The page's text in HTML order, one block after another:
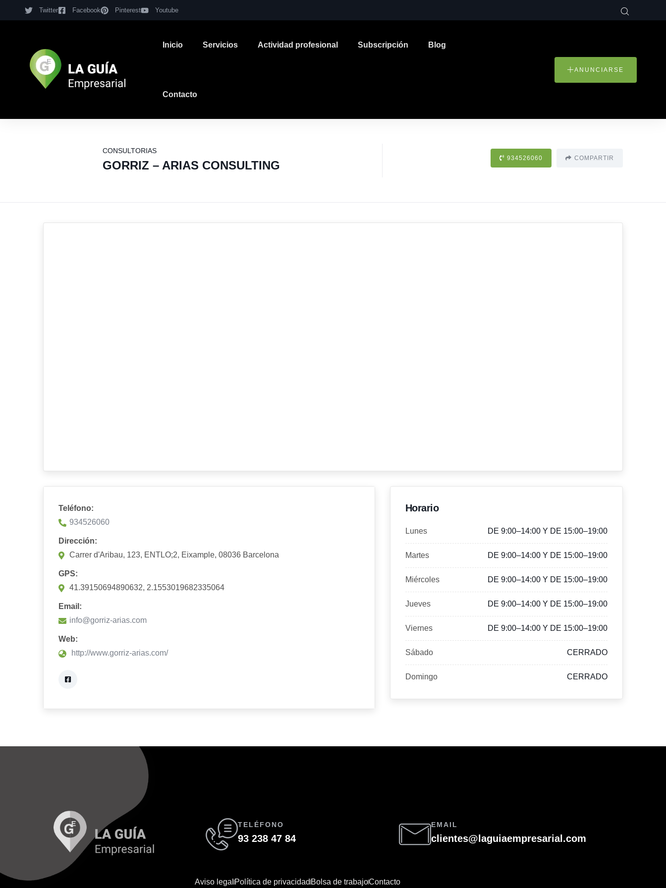
Twitter Facebook Pinterest Youtube
Inicio Servicios Actividad profesional Subscripción Blog
Contacto
ANUNCIARSE
CONSULTORIAS
GORRIZ – ARIAS CONSULTING
934526060 COMPARTIR
Teléfono:
934526060
Dirección:
Carrer d'Aribau, 123, ENTLO;2, Eixample, 08036 Barcelona
GPS:
41.39150694890632, 2.1553019682335064
Email:
info@gorriz-arias.com
Web:
http://www.gorriz-arias.com/
Horario
Lunes DE 9:00–14:00 Y DE 15:00–19:00
Martes DE 9:00–14:00 Y DE 15:00–19:00
Miércoles DE 9:00–14:00 Y DE 15:00–19:00
Jueves DE 9:00–14:00 Y DE 15:00–19:00
Viernes DE 9:00–14:00 Y DE 15:00–19:00
Sábado CERRADO
Domingo CERRADO
TELÉFONO
93 238 47 84
EMAIL
clientes@laguiaempresarial.com
Aviso legal Política de privacidadBolsa de trabajoContacto